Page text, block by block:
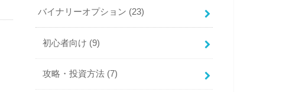
バイナリーオプション (23)
初心者向け (9)
攻略・投資方法 (7)